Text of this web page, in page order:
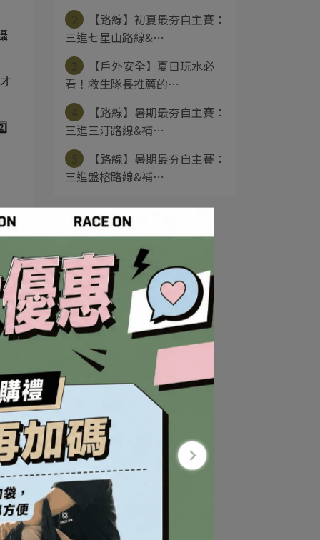
【路線】初夏最夯自主賽：
三進七星山路線&⋯
【戶外安全】夏日玩水必
看！救生隊長推薦的⋯
【路線】暑期最夯自主賽：
三進三汀路線&補⋯
【路線】暑期最夯自主賽：
三進盤榕路線&補⋯